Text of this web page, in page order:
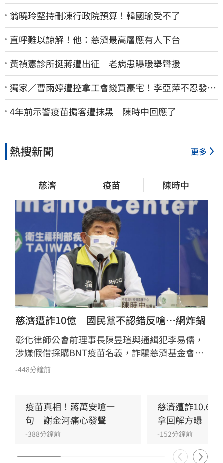
翁曉玲堅持刪凍行政院預算！韓國瑜受不了
直呼難以諒解！他：慈濟最高層應有人下台
黃禎憲診所挺蔣遭出征 老病患曝暖舉聲援
獨家／曹雨婷遭控拿工會錢買豪宅！李亞萍不忍發
聲：余天管工會都貼錢
4年前示警疫苗掮客遭抹黑 陳時中回應了
熱搜新聞 更多
慈濟 疫苗 陳時中
慈濟遭詐10億　國民黨不認錯反嗆⋯網炸鍋
彰化律師公會前理事長陳昱瑄與通緝犯李易儒，
涉嫌假借採購BNT疫苗名義，詐騙慈濟基金會高
達3000萬美元（約新台幣10.6億元），並透過人
國民黨過往指控民進黨阻擋民間採購疫苗的言論
遭翻出，國民黨發文反擊卻引發網友熱議，留言
區遭大批民眾湧入洗版，質疑其為何不為當年言
論道歉，政治攻防戰火持續延燒，各界關注後續
司法判決
-448分鐘前
疫苗真相！蔣萬安嗆一
句　謝金河痛心發聲
-388分鐘前
慈濟遭詐10.6億
拿回解方曝
-152分鐘前